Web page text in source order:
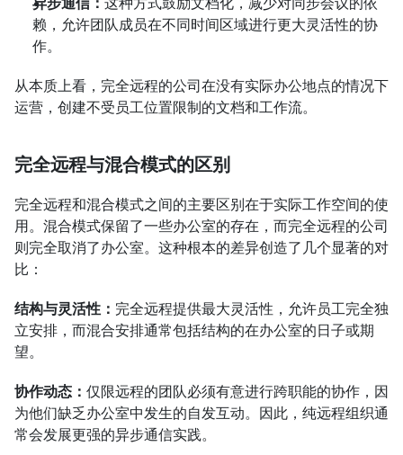
赖，允许团队成员在不同时间区域进行更大灵活性的协
作。
从本质上看，完全远程的公司在没有实际办公地点的情况下
运营，创建不受员工位置限制的文档和工作流。
完全远程与混合模式的区别
完全远程和混合模式之间的主要区别在于实际工作空间的使
用。混合模式保留了一些办公室的存在，而完全远程的公司
则完全取消了办公室。这种根本的差异创造了几个显著的对
比：
结构与灵活性： 完全远程提供最大灵活性，允许员工完全独
立安排，而混合安排通常包括结构的在办公室的日子或期
望。
协作动态： 仅限远程的团队必须有意进行跨职能的协作，因
为他们缺乏办公室中发生的自发互动。因此，纯远程组织通
常会发展更强的异步通信实践。